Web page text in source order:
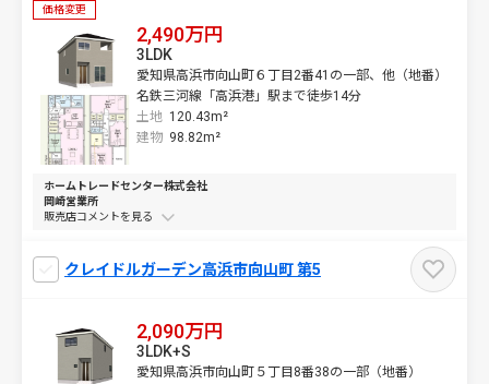
価格変更
2,490万円
愛知県高浜市向山町６丁目2番41の一部、他（地番）
名鉄三河線「高浜港」駅まで徒歩14分
土地 120.43m²
3LDK
建物 98.82m²
ホームトレードセンター株式会社
岡崎営業所
販売店コメントを
クレイドルガーデン高浜市向山町 第5
2,090万円
愛知県高浜市向山町５丁目8番38の一部（地番）
3LDK+S